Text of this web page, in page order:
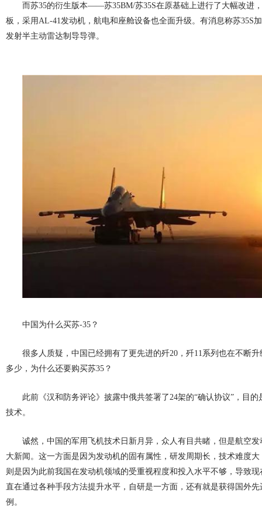
而苏35的衍生版本——苏35BM/苏35S在原基础上进行了大幅改进
板，采用AL-41发动机，航电和座舱设备也全面升级。有消息称苏35S
发射半主动雷达制导导弹。
中国为什么买苏-35？
很多人质疑，中国已经拥有了更先进的歼20，歼11系列也在不断
多少，为什么还要购买苏35？
此前《汉和防务评论》披露中俄共签署了24架的“确认协议”，目
技术。
诚然，中国的军用飞机技术日新月异，众人有目共睹，但是航空
大新闻。这一方面是因为发动机的固有属性，研发周期长，技术难度
则是因为此前我国在发动机领域的受重视程度和投入水平不够，导致
直在通过各种手段方法提升水平，自研是一方面，还有就是获得国外
例。